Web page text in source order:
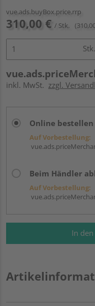
vue.ads.buyBox.price.rrp
310,00 € / Stk.
Stk.
inkl. MwSt. zzgl.
Online bestellen
Auf Vorbestellung:
Beim Händler
Auf Vorbestellung:
In